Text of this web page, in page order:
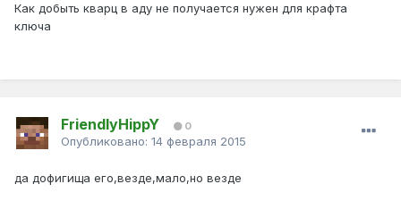
Как добыть кварц в аду не получается нужен для крафта
ключа
FriendlyHippY 0
Опубликовано: 14 февраля 2015
да дофигища его,везде,мало,но везде